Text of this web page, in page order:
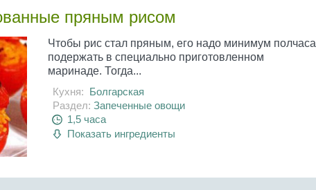
пряным рисом
Чтобы рис стал пряным, его надо минимум полчаса
подержать в специально приготовленном
маринаде. Тогда...
Кухня: Болгарская
Раздел: Запеченные овощи
1,5 часа
Показать ингредиенты